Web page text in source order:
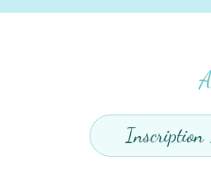
Inscription